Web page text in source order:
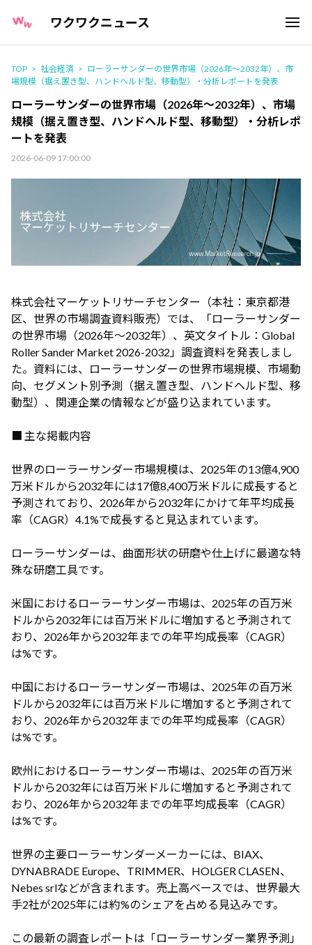
ワクワクニュース
TOP 社会経済
ローラーサンダーの世界市場（2026年～2032年）、市
場規模（据え置き型、ハンドヘルド型、移動型）・分析レポートを発表
ローラーサンダーの世界市場（2026年～2032年）、市場
規模（据え置き型、ハンドヘルド型、移動型）・分析レポ
ートを発表
2026-06-09 17:00:00
株式会社マーケットリサーチセンター（本社：東京都港
区、世界の市場調査資料販売）では、「ローラーサンダー
の世界市場（2026年～2032年）、英文タイトル：Global
Roller Sander Market 2026-2032」調査資料を発表しまし
た。資料には、ローラーサンダーの世界市場規模、市場動
向、セグメント別予測（据え置き型、ハンドヘルド型、移
動型）、関連企業の情報などが盛り込まれています。
■ 主な掲載内容
世界のローラーサンダー市場規模は、2025年の13億4,900
万米ドルから2032年には17億8,400万米ドルに成長すると
予測されており、2026年から2032年にかけて年平均成長
率（CAGR）4.1%で成長すると見込まれています。
ローラーサンダーは、曲面形状の研磨や仕上げに最適な特
殊な研磨工具です。
米国におけるローラーサンダー市場は、2025年の百万米
ドルから2032年には百万米ドルに増加すると予測されて
おり、2026年から2032年までの年平均成長率（CAGR）
は%です。
中国におけるローラーサンダー市場は、2025年の百万米
ドルから2032年には百万米ドルに増加すると予測されて
おり、2026年から2032年までの年平均成長率（CAGR）
は%です。
欧州におけるローラーサンダー市場は、2025年の百万米
ドルから2032年には百万米ドルに増加すると予測されて
おり、2026年から2032年までの年平均成長率（CAGR）
は%です。
世界の主要ローラーサンダーメーカーには、BIAX、
DYNABRADE Europe、TRIMMER、HOLGER CLASEN、
Nebes srlなどが含まれます。売上高ベースでは、世界最大
手2社が2025年には約%のシェアを占める見込みです。
この最新の調査レポートは「ローラーサンダー業界予測」